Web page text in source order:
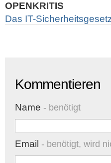
OPENKRITIS
Das IT-
Kommentieren
Name - benötigt
Email - benötigt, wird